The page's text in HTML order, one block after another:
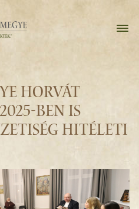
HORVÁT
BEN IS
HITÉLETI